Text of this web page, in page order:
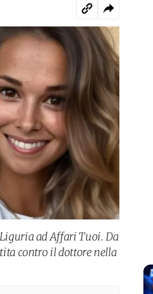
ad Affari Tuoi. Da
contro il dottore nella